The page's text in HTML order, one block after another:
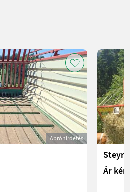
Apróhirdetés
Steyr
Ár